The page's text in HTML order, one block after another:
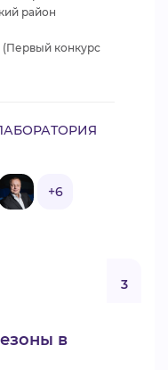
район
конкурс
+6
в
3